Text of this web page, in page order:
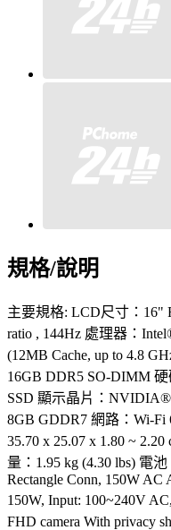
規格/說明
主要規格: LCD尺寸：16"
ratio , 144Hz 處理器：
(12MB Cache, up to 4.8
16GB DDR5 SO-DIMM
SSD 顯示晶片：NVIDIA®
8GB GDDR7 網路：Wi-Fi
35.70 x 25.07 x 1.80 ~
量：1.95 kg (4.30 lbs) 電
Rectangle Conn, 150W AC
150W, Input: 100~240V
FHD camera With privacy